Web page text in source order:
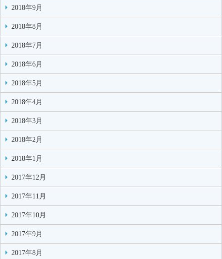
2018年9月
2018年8月
2018年7月
2018年6月
2018年5月
2018年4月
2018年3月
2018年2月
2018年1月
2017年12月
2017年11月
2017年10月
2017年9月
2017年8月